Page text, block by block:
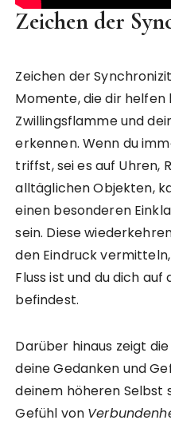
Zeichen der
Zeichen der
Momente, die dir helfen
Zwillingsflamme und
erkennen. Wenn du
triffst, sei es auf Uhren,
alltäglichen Objekten,
einen besonderen
sein. Diese
den Eindruck
Fluss ist und du dich
befindest.
Darüber hinaus zeigt
deine Gedanken und
deinem höheren Selbst
Gefühl von